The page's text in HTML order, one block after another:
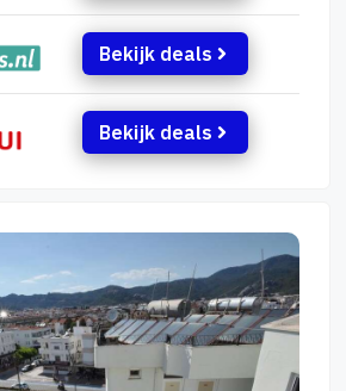
Bekijk deals
Bekijk deals